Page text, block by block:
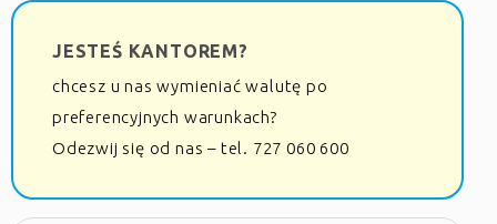
JESTEŚ KANTOREM?
chcesz u nas wymieniać walutę po
preferencyjnych warunkach?
Odezwij się od nas – tel. 727 060 600